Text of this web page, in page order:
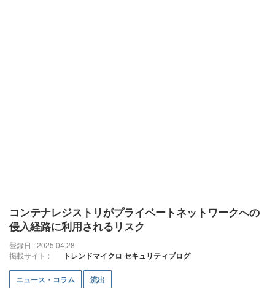
コンテナレジストリがプライベートネットワークへの
侵入経路に利用されるリスク
登録日 : 2025.04.28
掲載サイト :
トレンドマイクロ セキュリティブログ
ニュース・コラム 流出